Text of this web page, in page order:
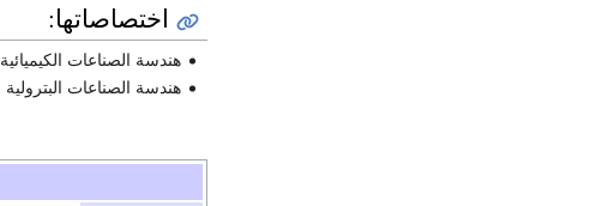
اختصاصاتها:
هندسة الصناعات الكيميائية
هندسة الصناعات البترولية